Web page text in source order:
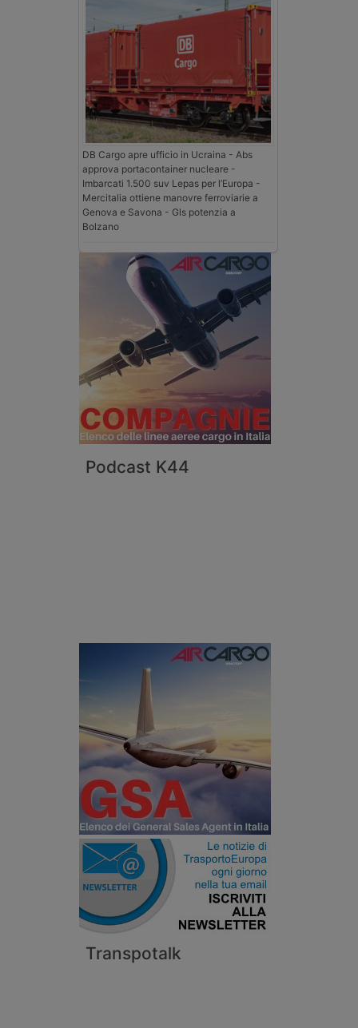
DB Cargo apre ufficio in Ucraina - Abs
approva portacontainer nucleare -
Imbarcati 1.500 suv Lepas per l’Europa -
Mercitalia ottiene manovre ferroviarie a
Genova e Savona - Gls potenzia a
Bolzano
Podcast K44
Transpotalk